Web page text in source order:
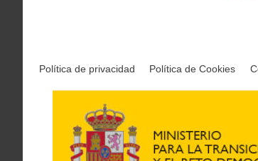
Política de privacidad Política de Cookies